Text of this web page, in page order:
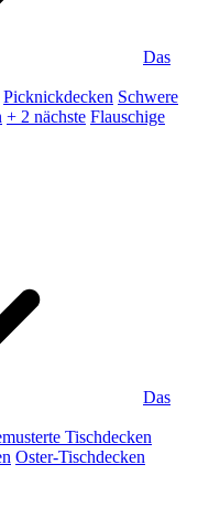
Das
Picknickdecken Schwere
+ 2 nächste Flauschige
Das
Tischdecken
Oster-Tischdecken